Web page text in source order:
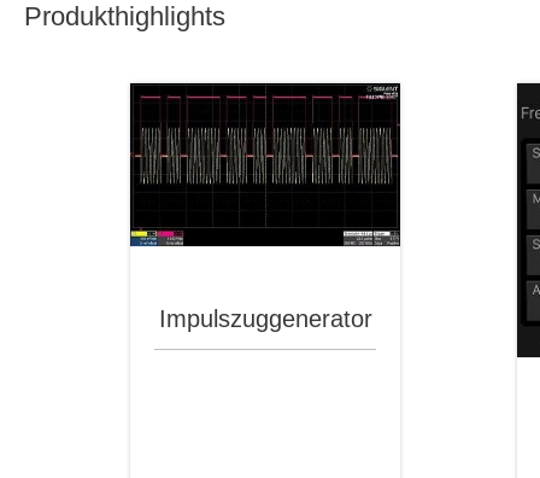
Produkthighlights
Impulszuggenerator